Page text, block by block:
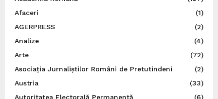
Afaceri
(1)
AGERPRESS
(2)
Analize
(4)
Arte
(72)
Asociația Jurnaliștilor Români de Pretutindeni
(2)
Austria
(33)
Autoritatea Electorală Permanentă
(6)